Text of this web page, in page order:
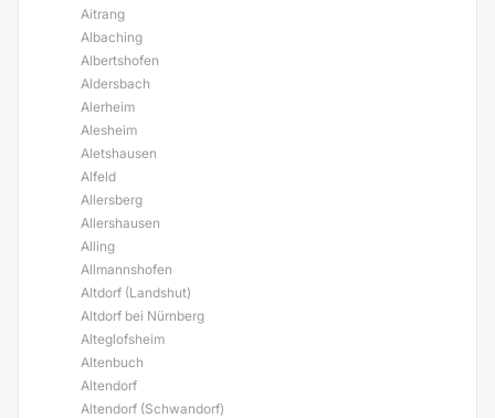
Aitrang
Albaching
Albertshofen
Aldersbach
Alerheim
Alesheim
Aletshausen
Alfeld
Allersberg
Allershausen
Alling
Allmannshofen
Altdorf (Landshut)
Altdorf bei Nürnberg
Alteglofsheim
Altenbuch
Altendorf
Altendorf (Schwandorf)